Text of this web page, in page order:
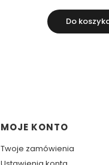
Do
Linki w stopce
MOJE KONTO
Twoje zamówienia